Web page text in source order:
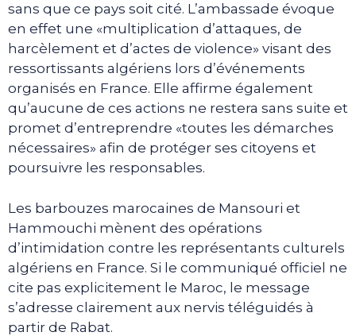
sans que ce pays soit cité. L’ambassade évoque
en effet une «multiplication d’attaques, de
harcèlement et d’actes de violence» visant des
ressortissants algériens lors d’événements
organisés en France. Elle affirme également
qu’aucune de ces actions ne restera sans suite et
promet d’entreprendre «toutes les démarches
nécessaires» afin de protéger ses citoyens et
poursuivre les responsables.
Les barbouzes marocaines de Mansouri et
Hammouchi mènent des opérations
d’intimidation contre les représentants culturels
algériens en France. Si le communiqué officiel ne
cite pas explicitement le Maroc, le message
s’adresse clairement aux nervis téléguidés à
partir de Rabat.